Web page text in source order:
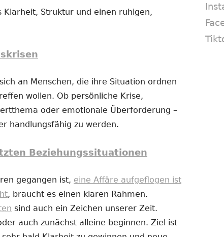
Klarheit, Struktur und einen ruhigen,
an Menschen, die ihre Situation ordnen
wollen. Ob persönliche Krise,
oder emotionale Überforderung –
handlungsfähig zu werden.
Beziehungssituationen
gegangen ist, eine Affäre aufgeflogen ist
, braucht es einen klaren Rahmen.
sind auch ein Zeichen unserer Zeit.
auch zunächst alleine beginnen. Ziel ist